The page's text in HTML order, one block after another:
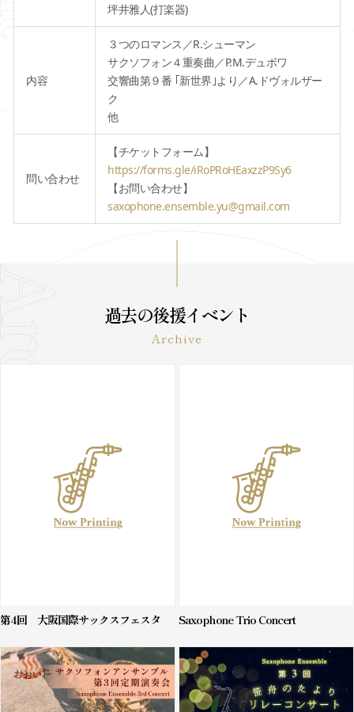
坪井雅人(打楽器)
内容
３つのロマンス／R.シューマン
サクソフォン４重奏曲／P.M.デュボワ
交響曲第９番 ｢新世界｣より／A.ドヴォルザー
ク
他
問い合わせ
【チケットフォーム】
https://forms.gle/iRoPRoHEaxzzP9Sy6
【お問い合わせ】
saxophone.ensemble.yu@gmail.com
過去の後援イベント
Archive
第4回 大阪国際サックスフェスタ Saxophone Trio Concert